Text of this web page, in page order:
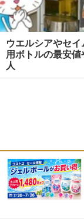
ウエルシアやセ
用ボトルの最安
人